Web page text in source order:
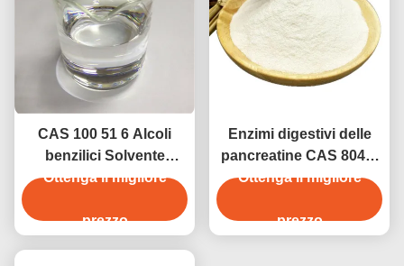
CAS 100 51 6 Alcoli
benzilici Solvente
fenilmetanolo e
Benzylalkohol
Ottenga il migliore
prezzo
Enzimi digestivi delle
pancreatine CAS 8049-
47-6 dal pancreas
Ottenga il migliore
prezzo